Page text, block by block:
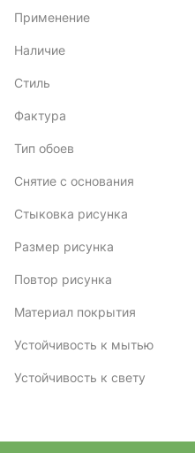
Применение
Наличие
Стиль
Фактура
Тип обоев
Снятие с основания
Стыковка рисунка
Размер рисунка
Повтор рисунка
Материал покрытия
Устойчивость к мытью
Устойчивость к свету